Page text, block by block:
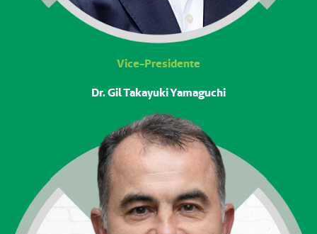
Vice-Presidente
Dr. Gil Takayuki Yamaguchi